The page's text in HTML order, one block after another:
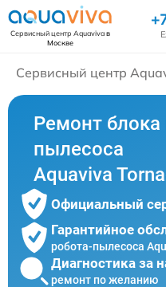
Сервисный центр Aquavivaв
Москве
Сервисный центр
Ремонт блока
пылесоса
Aquaviva
Официальный
Гарантийное
робота-пылесоса
Диагностика за
ремонт по желанию